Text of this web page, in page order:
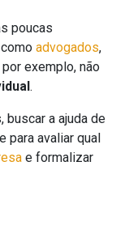
poucas
advogados,
por exemplo, não
.
buscar a ajuda de
avaliar qual
e formalizar